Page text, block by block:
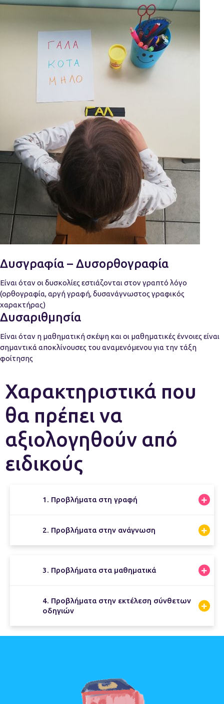
Δυσγραφία – Δυσορθογραφία
Είναι όταν οι δυσκολίες εστιάζονται στον γραπτό λόγο
(ορθογραφία, αργή γραφή, δυσανάγνωστος γραφικός
χαρακτήρας)
Δυσαριθμησία
Είναι όταν η μαθηματική σκέψη και οι μαθηματικές έννοιες είναι
σημαντικά αποκλίνουσες του αναμενόμενου για την τάξη
φοίτησης
Χαρακτηριστικά που
θα πρέπει να
αξιολογηθούν από
ειδικούς
1. Προβλήματα στη γραφή
2. Προβλήματα στην ανάγνωση
3. Προβλήματα στα μαθηματικά
4. Προβλήματα στην εκτέλεση σύνθετων
οδηγιών